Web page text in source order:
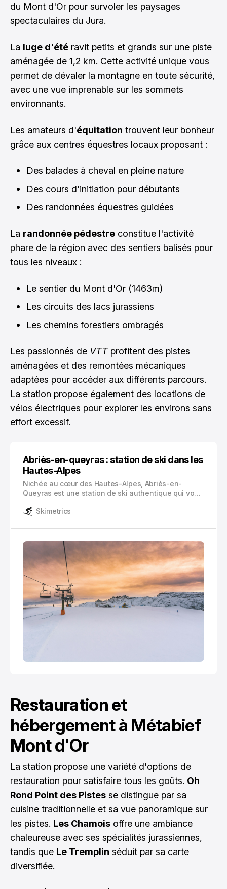
du Mont d'Or pour survoler les paysages
spectaculaires du Jura.
La luge d'été ravit petits et grands sur une piste
aménagée de 1,2 km. Cette activité unique vous
permet de dévaler la montagne en toute sécurité,
avec une vue imprenable sur les sommets
environnants.
Les amateurs d'équitation trouvent leur bonheur
grâce aux centres équestres locaux proposant :
Des balades à cheval en pleine nature
Des cours d'initiation pour débutants
Des randonnées équestres guidées
La randonnée pédestre constitue l'activité
phare de la région avec des sentiers balisés pour
tous les niveaux :
Le sentier du Mont d'Or (1463m)
Les circuits des lacs jurassiens
Les chemins forestiers ombragés
Les passionnés de VTT profitent des pistes
aménagées et des remontées mécaniques
adaptées pour accéder aux différents parcours.
La station propose également des locations de
vélos électriques pour explorer les environs sans
effort excessif.
Abriès-en-queyras : station de ski dans les
Hautes-Alpes
Nichée au cœur des Hautes-Alpes, Abriès-en-
Queyras est une station de ski authentique qui vous
Cette perle rare du patrimoine montagnard français
ambiance intimiste.
Skimetrics
Restauration et
hébergement à Métabief
Mont d'Or
La station propose une variété d'options de
restauration pour satisfaire tous les goûts. Oh
Rond Point des Pistes se distingue par sa
cuisine traditionnelle et sa vue panoramique sur
les pistes. Les Chamois offre une ambiance
chaleureuse avec ses spécialités jurassiennes,
tandis que Le Tremplin séduit par sa carte
diversifiée.